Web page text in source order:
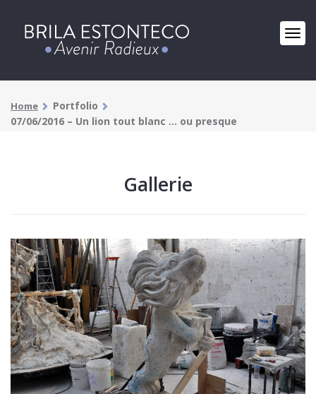
Home
Portfolio
07/06/2016 – Un lion tout blanc … ou presque
Gallerie